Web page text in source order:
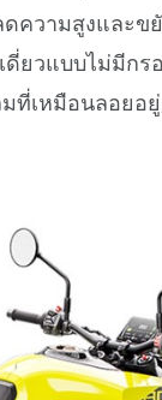
ความสูงและข
ดี่ยวแบบไม่มีก
มที่เหมือนลอยอ